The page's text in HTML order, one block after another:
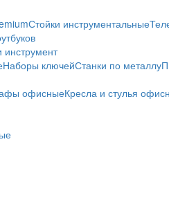
Стойки инструментальные
инструмент
Наборы ключейСтанки по металлу
офисныеКресла и стулья